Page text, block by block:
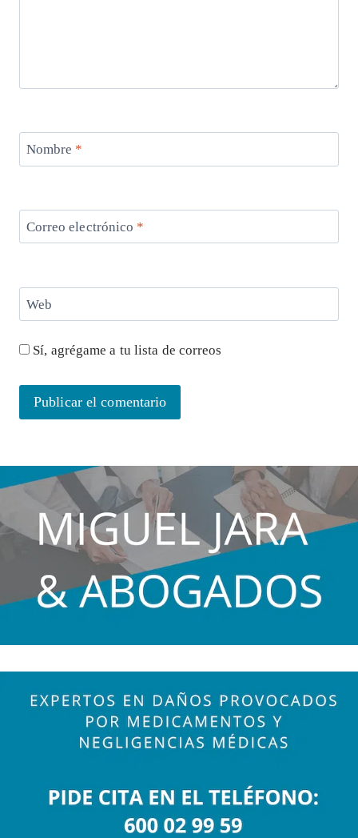
Nombre *
Correo electrónico *
Web
Sí, agrégame a tu lista de correos